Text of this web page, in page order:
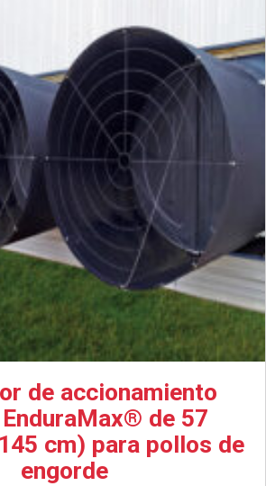
de accionamiento
de 57
cm) para pollos de
engorde